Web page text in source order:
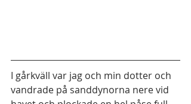
I gårkväll var jag och min dotter och
vandrade på sanddynorna nere vid